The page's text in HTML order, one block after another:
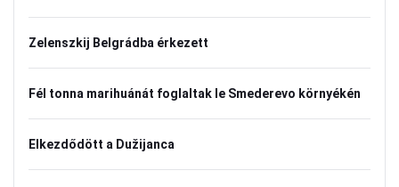
Zelenszkij Belgrádba érkezett
Fél tonna marihuánát foglaltak le Smederevo környékén
Elkezdődött a Dužijanca